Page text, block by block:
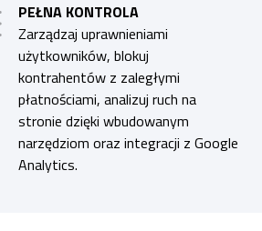
PEŁNA KONTROLA
Zarządzaj uprawnieniami
użytkowników, blokuj
kontrahentów z zaległymi
płatnościami, analizuj ruch na
stronie dzięki wbudowanym
narzędziom oraz integracji z Google
Analytics.